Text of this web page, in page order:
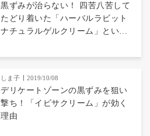
黒ずみが治らない！ 四苦八苦して
たどり着いた「ハーバルラビット
ナチュラルゲルクリーム」という
しま子 2019/10/08
デリケートゾーンの黒ずみを狙い
撃ち！「イビサクリーム」が効く
理由